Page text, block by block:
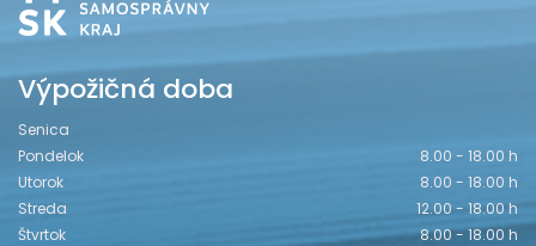
Výpožičná doba
Senica
Pondelok
8.00 - 18.00 h
Utorok
8.00 - 18.00 h
Streda
12.00 - 18.00 h
Štvrtok
8.00 - 18.00 h